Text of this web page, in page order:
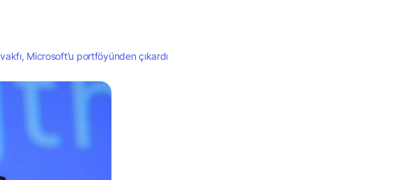
Microsoft’u portföyünden çıkardı